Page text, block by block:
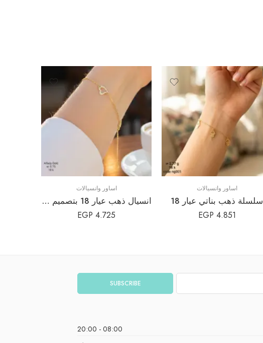
اساور وانسيالات
سلسلة ذهب بناتي عيار 18
4.851
EGP
اساور وانسيالات
انسيال ذهب عيار 18 بتصميم قلب رقيق | سوار رومانسي
4.725
EGP
08:00 - 20:00